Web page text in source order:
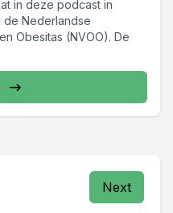
in deze podcast in
de Nederlandse
Obesitas (NVOO). De
Next